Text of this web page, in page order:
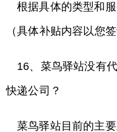
根据具体的类型和
（具体补贴内容以您
16、菜鸟驿站没有
快递公司？
菜鸟驿站目前的主